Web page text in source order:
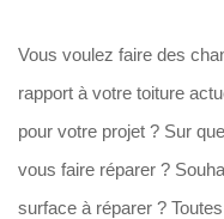
Vous voulez faire des
rapport à votre toiture
pour votre projet ? Sur
vous faire réparer ?
surface à réparer ?